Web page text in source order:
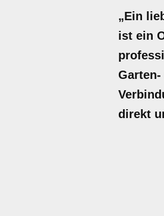
„Ein
ist ein
direkt